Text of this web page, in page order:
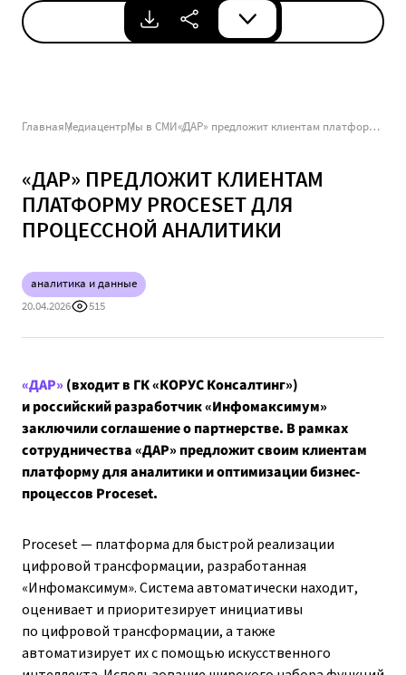
Скачать
ГлавнаяМедиацентрМы в СМИ «ДАР» предложит клиентам платформу Proceset для процессной аналитики
«ДАР» ПРЕДЛОЖИТ КЛИЕНТАМ
ПЛАТФОРМУ PROCESET ДЛЯ
ПРОЦЕССНОЙ АНАЛИТИКИ
аналитика и данные
20.04.2026
515
«ДАР» (входит в ГК «КОРУС Консалтинг»)
и российский разработчик «Инфомаксимум»
заключили соглашение о партнерстве. В рамках
сотрудничества «ДАР» предложит своим клиентам
платформу для аналитики и оптимизации бизнес-
процессов Proceset.
Proceset — платформа для быстрой реализации
цифровой трансформации, разработанная
«Инфомаксимум». Система автоматически находит,
оценивает и приоритезирует инициативы
по цифровой трансформации, а также
автоматизирует их с помощью искусственного